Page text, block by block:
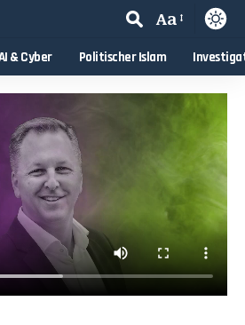
Aa
& Cyber Politischer Islam